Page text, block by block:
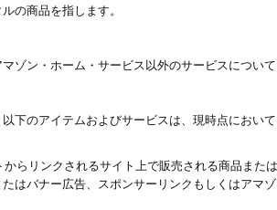
の商品を指します。
ゾン・ホーム・サービス以外のサービスについ
下のアイテムおよびサービスは、現時点におい
からリンクされるサイト上で販売される商品ま
はバナー広告、スポンサーリンクもしくはアマ